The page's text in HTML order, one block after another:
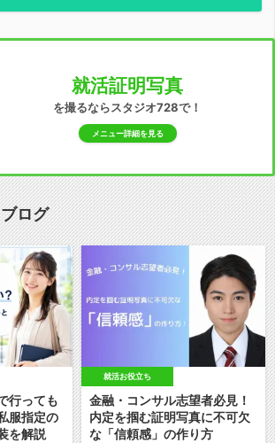
就活証明写真
を撮るならスタジオ728で！
メニュー詳細を見る
ログ
行っても
服指定の
を解説
就活お役立ち
金融・コンサル志望者必見！
内定を掴む証明写真に不可欠
な「信頼感」の作り方